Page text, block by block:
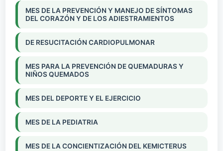
MES DE LA PREVENCIÓN Y MANEJO DE SÍNTOMAS
DEL CORAZÓN Y DE LOS ADIESTRAMIENTOS
DE RESUCITACIÓN CARDIOPULMONAR
MES PARA LA PREVENCIÓN DE QUEMADURAS Y
NIÑOS QUEMADOS
MES DEL DEPORTE Y EL EJERCICIO
MES DE LA PEDIATRIA
MES DE LA CONCIENTIZACIÓN DEL KEMICTERUS